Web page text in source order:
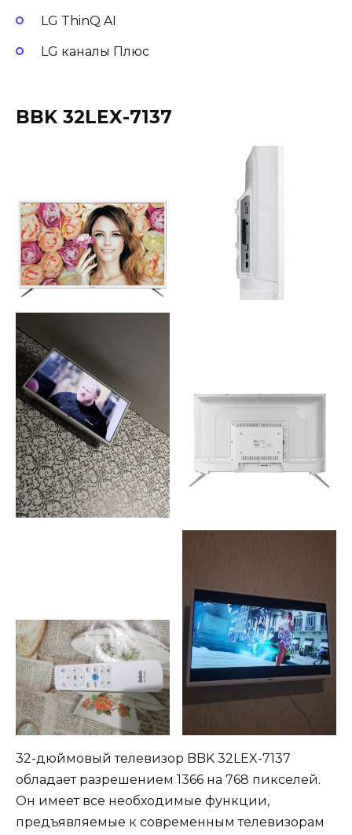
LG ThinQ AI
LG каналы Плюс
BBK 32LEX-7137
32-дюймовый телевизор BBK 32LEX-7137
обладает разрешением 1366 на 768 пикселей.
Он имеет все необходимые функции,
предъявляемые к современным телевизорам